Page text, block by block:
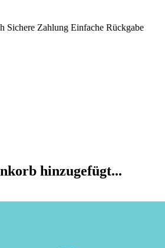
Sichere Zahlung Einfache Rückgabe
hinzugefügt...